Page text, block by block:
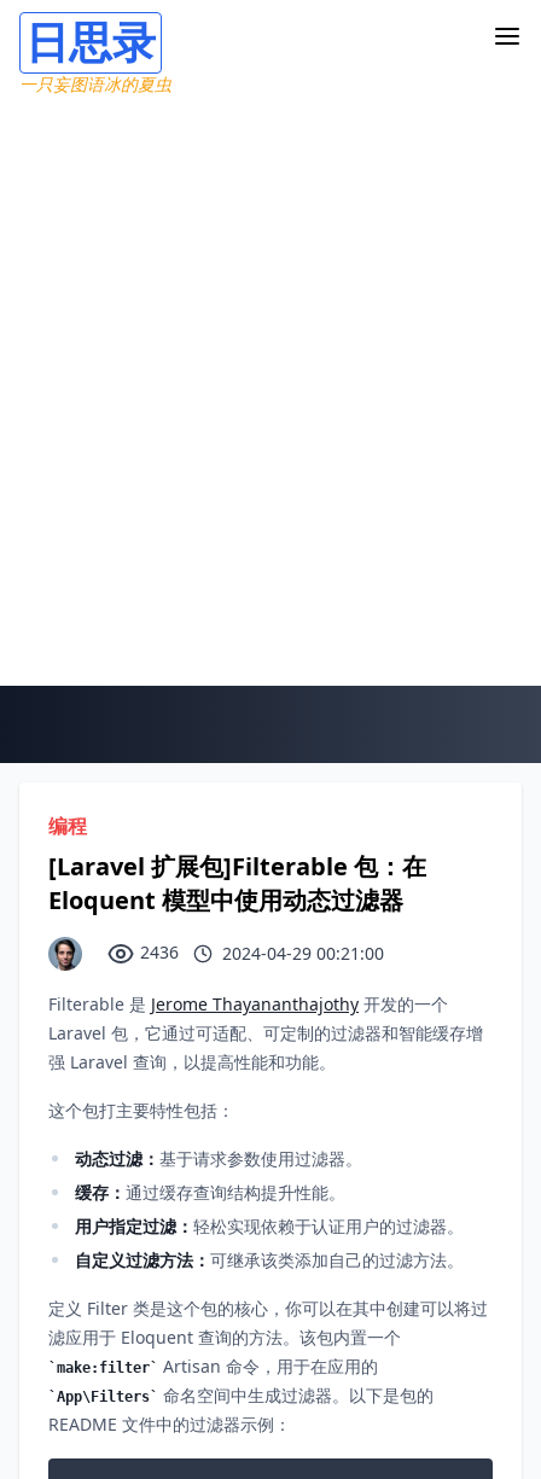
日思录
一只妄图语冰的夏虫
编程
[Laravel 扩展包]Filterable 包：在
Eloquent 模型中使用动态过滤器
2436 2024-04-29 00:21:00
Filterable 是 Jerome Thayananthajothy 开发的一个
Laravel 包，它通过可适配、可定制的过滤器和智能缓存增
强 Laravel 查询，以提高性能和功能。
这个包打主要特性包括：
动态过滤： 基于请求参数使用过滤器。
缓存： 通过缓存查询结构提升性能。
用户指定过滤： 轻松实现依赖于认证用户的过滤器。
自定义过滤方法： 可继承该类添加自己的过滤方法。
定义 Filter 类是这个包的核心，你可以在其中创建可以将过
滤应用于 Eloquent 查询的方法。该包内置一个
make:filter Artisan 命令，用于在应用的
App\Filters
命名空间中生成过滤器。以下是包的
README 文件中的过滤器示例：